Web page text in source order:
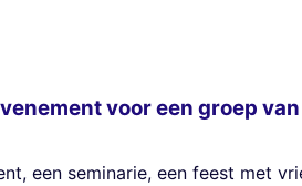
voor een groep
een seminarie, een feest met